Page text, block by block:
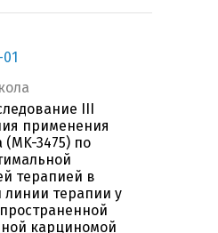
III
применения
3475) по
терапией в
линии терапии у
карциномой